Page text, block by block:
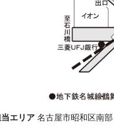
エリア 名古屋市昭和区南